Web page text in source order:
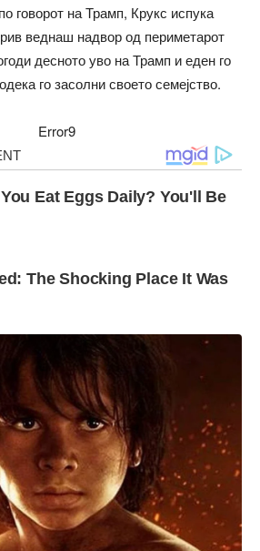
говорот на Трамп, Крукс испука
веднаш надвор од периметарот
десното уво на Трамп и еден го
го засолни своето семејство.
Error9